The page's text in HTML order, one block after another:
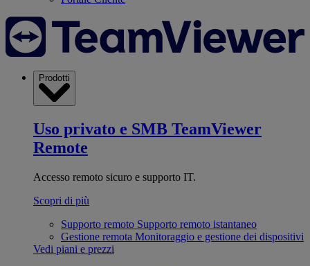
Prodotti
Uso privato e SMB TeamViewer
Remote
Accesso remoto sicuro e supporto IT.
Scopri di più
Supporto remoto Supporto remoto istantaneo
Gestione remota Monitoraggio e gestione dei dispositivi
Vedi piani e prezzi